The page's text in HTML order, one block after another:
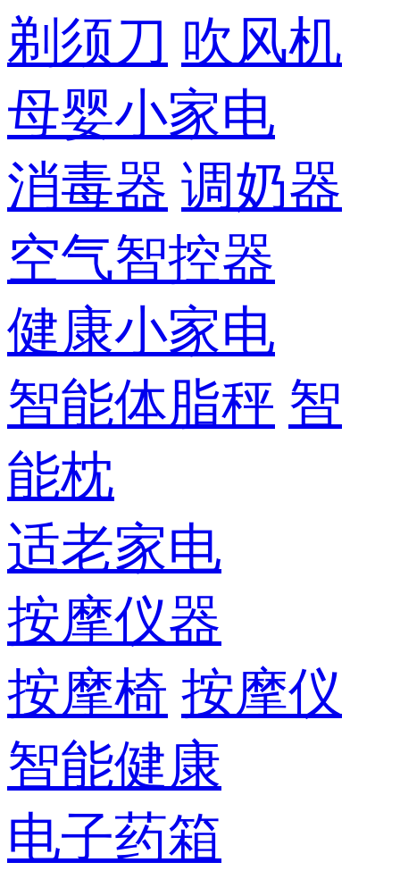
剃须刀 吹风机
母婴小家电
消毒器 调奶器
空气智控器
健康小家电
智能体脂秤 智
能枕
适老家电
按摩仪器
按摩椅 按摩仪
智能健康
电子药箱